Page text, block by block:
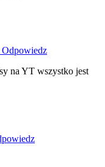
Odpowiedz
na YT wszystko jest